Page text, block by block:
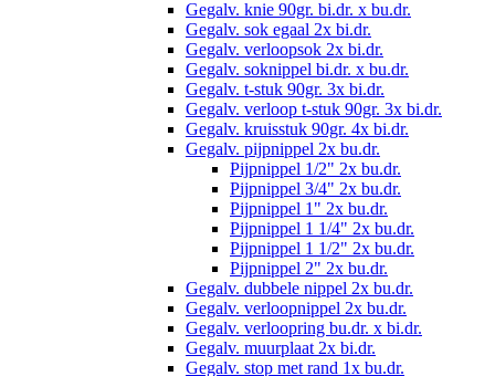
Gegalv. knie 90gr. bi.dr. x bu.dr.
Gegalv. sok egaal 2x bi.dr.
Gegalv. verloopsok 2x bi.dr.
Gegalv. soknippel bi.dr. x bu.dr.
Gegalv. t-stuk 90gr. 3x bi.dr.
Gegalv. verloop t-stuk 90gr. 3x bi.dr.
Gegalv. kruisstuk 90gr. 4x bi.dr.
Gegalv. pijpnippel 2x bu.dr.
Pijpnippel 1/2" 2x bu.dr.
Pijpnippel 3/4" 2x bu.dr.
Pijpnippel 1" 2x bu.dr.
Pijpnippel 1 1/4" 2x bu.dr.
Pijpnippel 1 1/2" 2x bu.dr.
Pijpnippel 2" 2x bu.dr.
Gegalv. dubbele nippel 2x bu.dr.
Gegalv. verloopnippel 2x bu.dr.
Gegalv. verloopring bu.dr. x bi.dr.
Gegalv. muurplaat 2x bi.dr.
Gegalv. stop met rand 1x bu.dr.